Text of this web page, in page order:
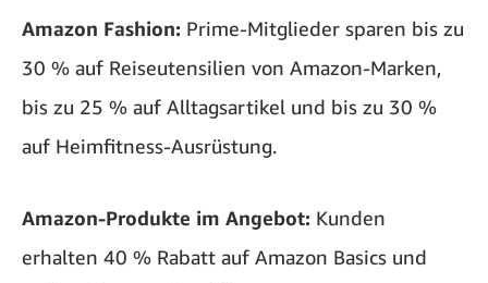
Amazon Fashion: Prime-Mitglieder sparen bis zu
30 % auf Reiseutensilien von Amazon-Marken,
bis zu 25 % auf Alltagsartikel und bis zu 30 %
auf Heimfitness-Ausrüstung.
Amazon-Produkte im Angebot: Kunden
erhalten 40 % Rabatt auf Amazon Basics und